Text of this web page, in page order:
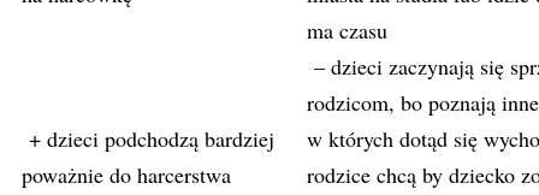
ma czasu
+ dzieci podchodzą bardziej
poważnie do harcerstwa
– dzieci zaczynają się
rodzicom, bo poznają
w których dotąd się
rodzice chcą by dziecko